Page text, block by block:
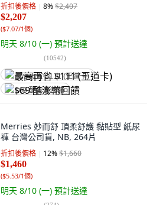
折扣後價格 8%$2,407
$2,207
($7.07/1個)
明天 8/10 (一) 預計送達
(10542)
最高再省 $111 (王道卡)
$69 酷澎幣回饋
Merries 妙而舒 頂柔舒護 黏貼型 紙尿
褲 台灣公司貨, NB, 264片
折扣後價格 12%$1,660
$1,460
($5.53/1個)
明天 8/10 (一) 預計送達